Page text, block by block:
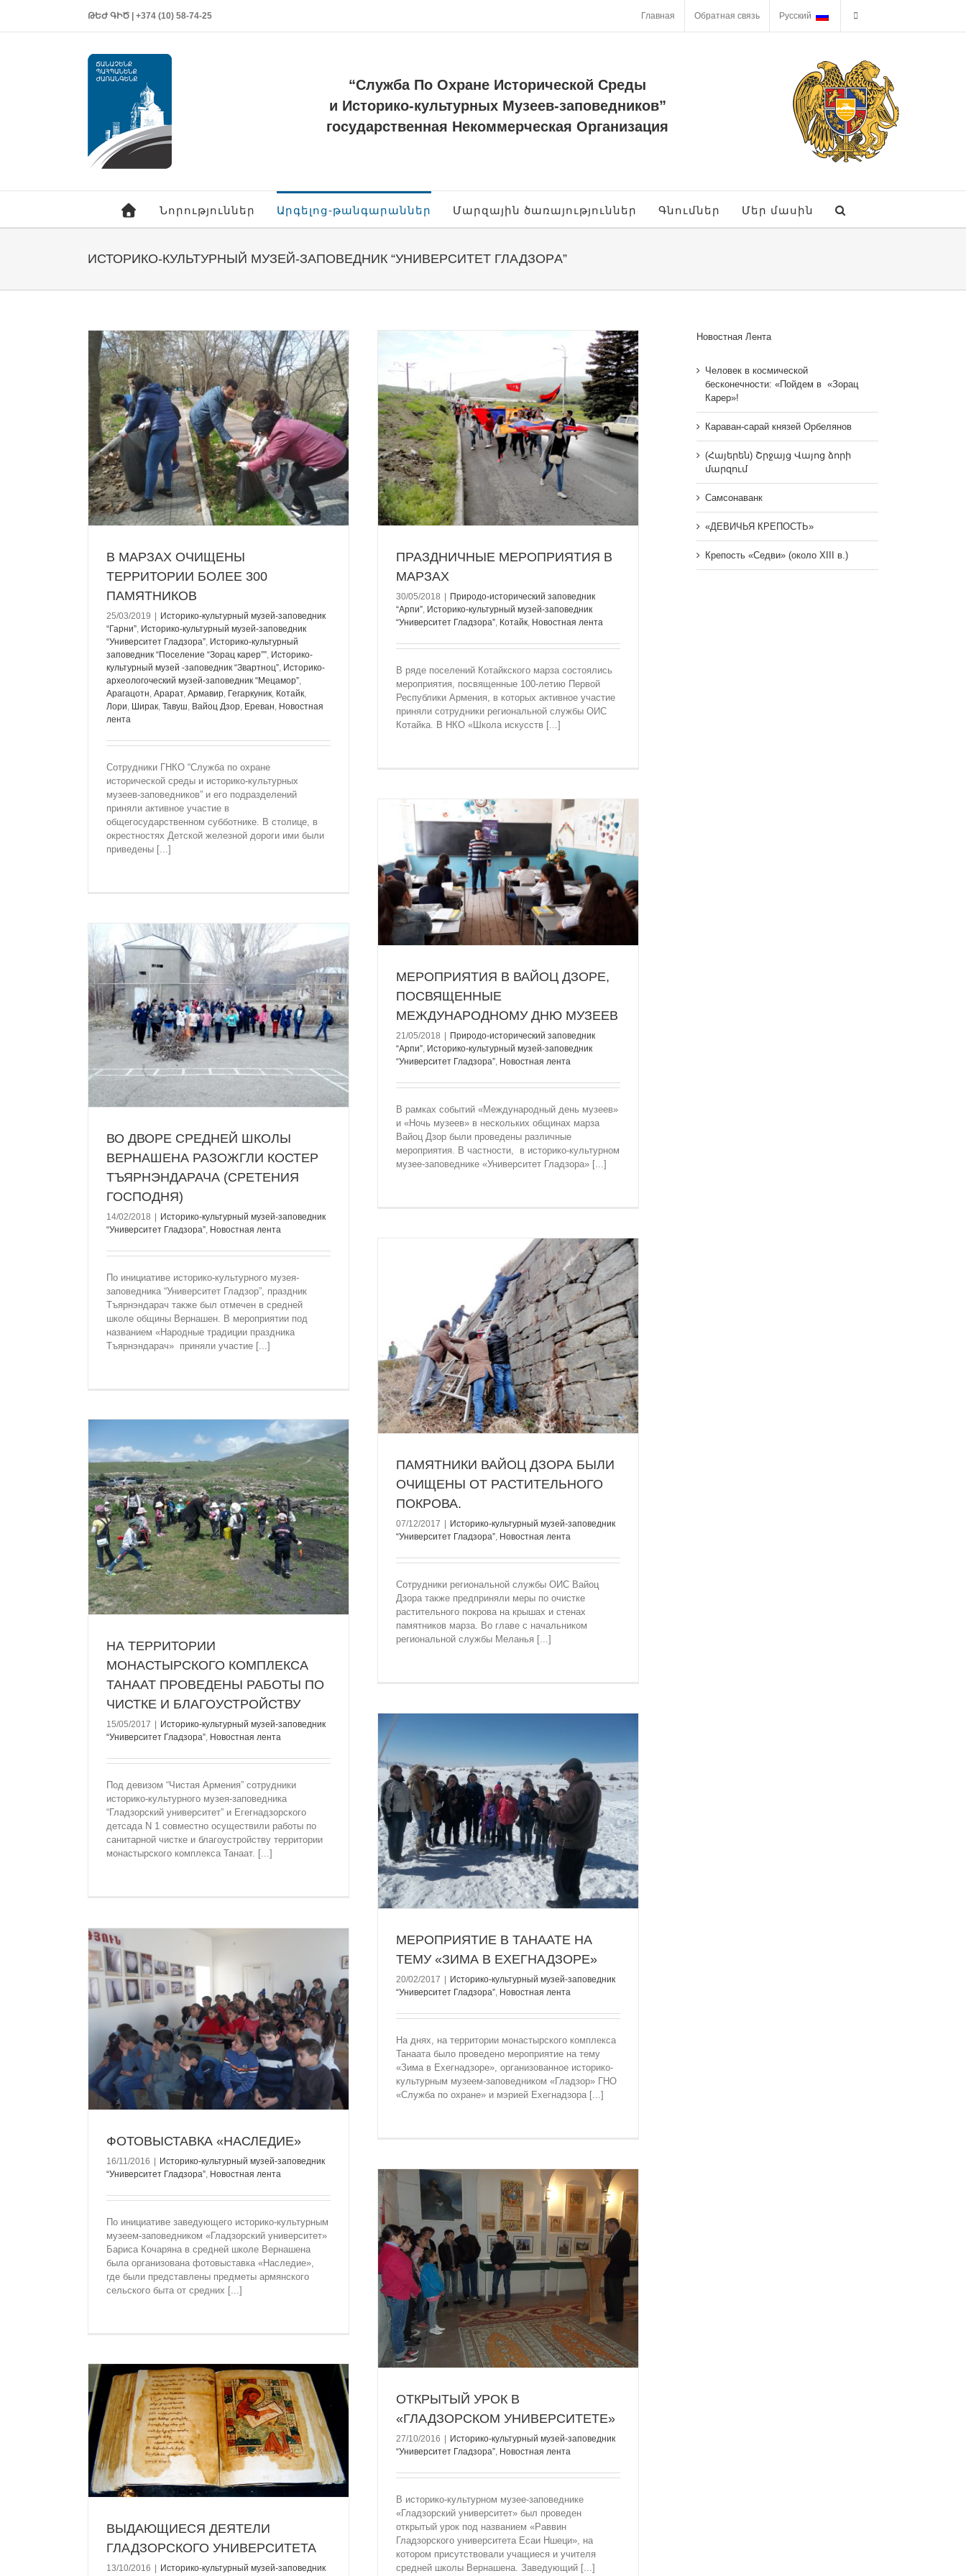
ԹԵԺ ԳԻԾ | +374 (10) 58-74-25 Главная Обратная связь Русский
“Служба По Охране Исторической Среды
и Историко-культурных Музеев-заповедников”
государственная Некоммерческая Организация
Նորություններ Արգելոց-թանգարաններ Մարզային ծառայություններ Գնումներ Մեր մասին
ИСТОРИКО-КУЛЬТУРНЫЙ МУЗЕЙ-ЗАПОВЕДНИК “УНИВЕРСИТЕТ ГЛАДЗОРA”
В МАРЗАХ ОЧИЩЕНЫ
ТЕРРИТОРИИ БОЛЕЕ 300
ПАМЯТНИКОВ
25/03/2019
Историко-культурный музей-заповедник
“Гарни”, Историко-культурный музей-заповедник
“Университет Гладзорa”, Историко-культурный
заповедник “Поселение “Зорац карер””, Историко-
культурный музей -заповедник “Звартноц”, Историко-
археологоческий музей-заповедник “Мецамор”,
Арагацотн, Арарат, Армавир, Гегаркуник, Котайк,
Лори, Ширак, Тавуш, Вайоц Дзор, Ереван, Новостная
лента
Сотрудники ГНКО “Служба по охране
исторической среды и историко-культурных
музеев-заповедников” и его подразделений
приняли активное участие в
общегосударственном субботнике. В столице, в
окрестностях Детской железной дороги ими были
приведены [...]
ПРАЗДНИЧНЫЕ МЕРОПРИЯТИЯ В МАРЗАХ
Природо-исторический заповедник “Арпи”
Историко-культурный музей-заповедник
“Университет Гладзорa” Котайк Новостная лента
ПРАЗДНИЧНЫЕ МЕРОПРИЯТИЯ В
МАРЗАХ
30/05/2018
Природо-исторический заповедник
“Арпи”, Историко-культурный музей-заповедник
“Университет Гладзорa”, Котайк, Новостная лента
В ряде поселений Котайкского марза состоялись
мероприятия, посвященные 100-летию Первой
Республики Армения, в которых активное участие
приняли сотрудники региональной службы ОИС
Котайка. В НКО «Школа искусств [...]
МЕРОПРИЯТИЯ В ВАЙОЦ ДЗОРЕ,
“Университет Гладзорa” Новостная лента
МЕРОПРИЯТИЯ В ВАЙОЦ ДЗОРЕ,
ПОСВЯЩЕННЫЕ
МЕЖДУНАРОДНОМУ ДНЮ МУЗЕЕВ
21/05/2018
Природо-исторический заповедник
“Арпи”, Историко-культурный музей-заповедник
“Университет Гладзорa”, Новостная лента
В рамках событий «Международный день музеев»
и «Ночь музеев» в нескольких общинах марза
Вайоц Дзор были проведены различные
мероприятия. В частности, в историко-культурном
музее-заповеднике «Университет Гладзора» [...]
ВО ДВОРЕ СРЕДНЕЙ ШКОЛЫ
ВЕРНАШЕНА РАЗОЖГЛИ КОСТЕР
ТЪЯРНЭНДАРАЧА (СРЕТЕНИЯ
ГОСПОДНЯ)
14/02/2018 | Историко-культурный музей-заповедник
“Университет Гладзорa”, Новостная лента
По инициативе историко-культурного музея-
заповедника “Университет Гладзор”, праздник
Тъярнэндарач также был отмечен в средней
школе общины Вернашен. В мероприятии под
названием «Народные традиции праздника
Тъярнэндарач» приняли участие [...]
ПАМЯТНИКИ ВАЙОЦ ДЗОРА БЫЛИ ОЧИЩЕНЫ
ОТ РАСТИТЕЛЬНОГО ПОКРОВА.
ПАМЯТНИКИ ВАЙОЦ ДЗОРА БЫЛИ
ОЧИЩЕНЫ ОТ РАСТИТЕЛЬНОГО
ПОКРОВА.
07/12/2017
Историко-культурный музей-заповедник
“Университет Гладзорa”, Новостная лента
Сотрудники региональной службы ОИС Вайоц
Дзора также предприняли меры по очистке
растительного покрова на крышах и стенах
памятников марза. Во главе с начальником
региональной службы Меланья [...]
НА ТЕРРИТОРИИ
МОНАСТЫРСКОГО КОМПЛЕКСА
ТАНААТ ПРОВЕДЕНЫ РАБОТЫ ПО
ЧИСТКЕ И БЛАГОУСТРОЙСТВУ
15/05/2017
Историко-культурный музей-заповедник
“Университет Гладзорa”, Новостная лента
Под девизом “Чистая Армения” сотрудники
историко-культурного музея-заповедника
“Гладзорский университет” и Егегнадзорского
детсада N 1 совместно осуществили работы по
санитарной чистке и благоустройству территории
монастырского комплекса Танаат. [...]
МЕРОПРИЯТИЕ В ТАНААТЕ НА ТЕМУ «ЗИМА В
ЕХЕГНАДЗОРЕ»
Историко-культурный музей-заповедник
“Университет Гладзорa”
Новостная лента
МЕРОПРИЯТИЕ В ТАНААТЕ НА
ТЕМУ «ЗИМА В ЕХЕГНАДЗОРЕ»
20/02/2017
Историко-культурный музей-заповедник
“Университет Гладзорa”, Новостная лента
На днях, на территории монастырского комплекса
Танаата было проведено мероприятие на тему
«Зима в Ехегнадзоре», организованное историко-
культурным музеем-заповедником «Гладзор» ГНО
«Служба по охране» и мэрией Ехегнадзора [...]
ФОТОВЫСТАВКА «НАСЛЕДИЕ»
16/11/2016 | Историко-культурный музей-заповедник
“Университет Гладзорa” Новостная лента
По инициативе заведующего историко-культурным
музеем-заповедником «Гладзорский университет»
Бариса Кочаряна в средней школе Вернашена
была организована фотовыставка «Наследие»,
где были представлены предметы армянского
сельского быта от средних [...]
ОТКРЫТЫЙ УРОК В «ГЛАДЗОРСКОМ
УНИВЕРСИТЕТЕ»
Историко-культурный музей-заповедник
ОТКРЫТЫЙ УРОК В
«ГЛАДЗОРСКОМ УНИВЕРСИТЕТЕ»
27/10/2016
Историко-культурный музей-заповедник
“Университет Гладзорa”, Новостная лента
В историко-культурном музее-заповеднике
«Гладзорский университет» был проведен
открытый урок под названием «Раввин
Гладзорского университета Есаи Ншеци», на
котором присутствовали учащиеся и учителя
средней школы Вернашена. Заведующий [...]
ВЫДАЮЩИЕСЯ ДЕЯТЕЛИ
ГЛАДЗОРСКОГО УНИВЕРСИТЕТА
13/10/2016 Историко-культурный музей-заповедник
Новостная Лента
Человек в космической
бесконечности: «Пойдем в «Зорац
Карер»!
Караван-сарай князей Орбелянов
(Հայերեն) Շրջայց Վայոց ձորի
մարզում
Самсонаванк
«ДЕВИЧЬЯ КРЕПОСТЬ»
Крепость «Седви» (около XIII в.)